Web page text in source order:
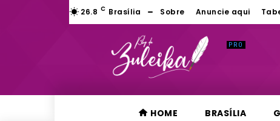
26.8 C Brasília Sobre Anuncie aqui
HOME BRASÍLIA